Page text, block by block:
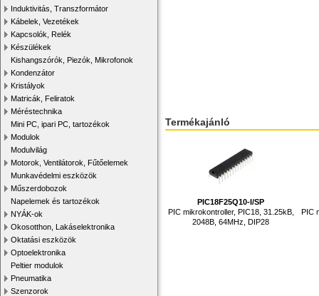
Induktivitás, Transzformátor
Kábelek, Vezetékek
Kapcsolók, Relék
Készülékek
Kishangszórók, Piezók, Mikrofonok
Kondenzátor
Kristályok
Matricák, Feliratok
Méréstechnika
Mini PC, ipari PC, tartozékok
Modulok
Modulvilág
Motorok, Ventilátorok, Fűtőelemek
Munkavédelmi eszközök
Műszerdobozok
Napelemek és tartozékok
NYÁK-ok
Okosotthon, Lakáselektronika
Oktatási eszközök
Optoelektronika
Peltier modulok
Pneumatika
Szenzorok
Termékajánló
PIC18F25Q10-I/SP
PIC mikrokontroller, PIC18, 31.25kB,
2048B, 64MHz, DIP28
PIC